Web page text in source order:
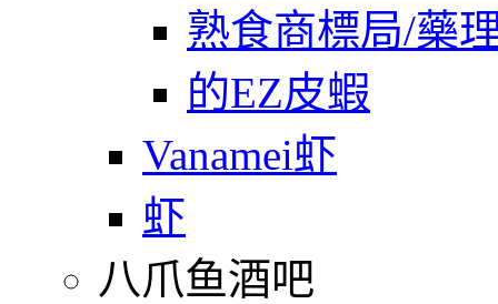
熟食商標局/藥
的EZ皮蝦
Vanamei虾
虾
八爪鱼酒吧